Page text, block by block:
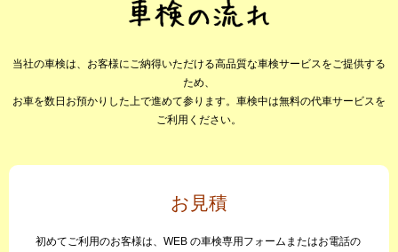
当社の車検は、お客様にご納得いただける高品質な車検サービスをご提供する
ため、
お車を数日お預かりした上で進めて参ります。車検中は無料の代車サービスを
ご利用ください。
お見積
初めてご利用のお客様は、WEB の車検専用フォームまたはお電話の